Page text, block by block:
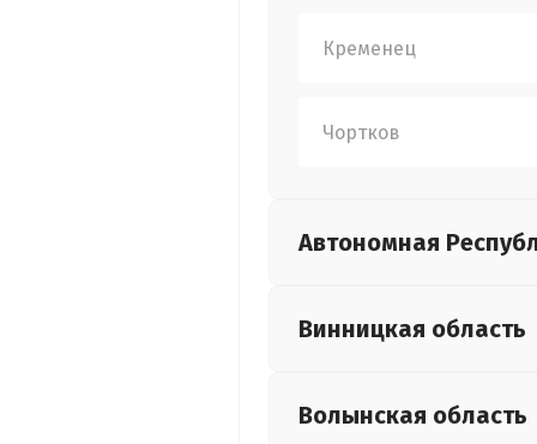
Кременец
Чортков
Автономная
Винницкая область
Волынская область